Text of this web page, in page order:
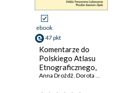
ebook
47 pkt
Komentarze do
Polskiego Atlasu
Etnograficznego,
t. 10: Wybrane
Anna Drożdż, Dorota Świtała-Trybek